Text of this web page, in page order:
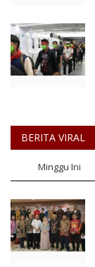
BERITA VIRAL
Minggu Ini